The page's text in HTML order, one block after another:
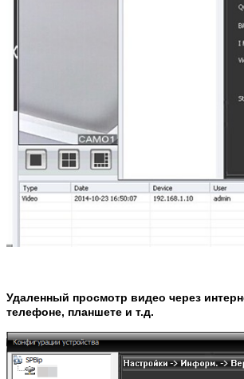
Удаленный просмотр видео через
телефоне, планшете и т.д.